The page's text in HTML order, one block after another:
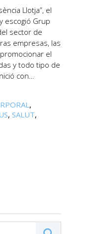
Llotja”, el
escogió Grup
sector de
empresas, las
el
y todo tipo de
con…
,
, SALUT,